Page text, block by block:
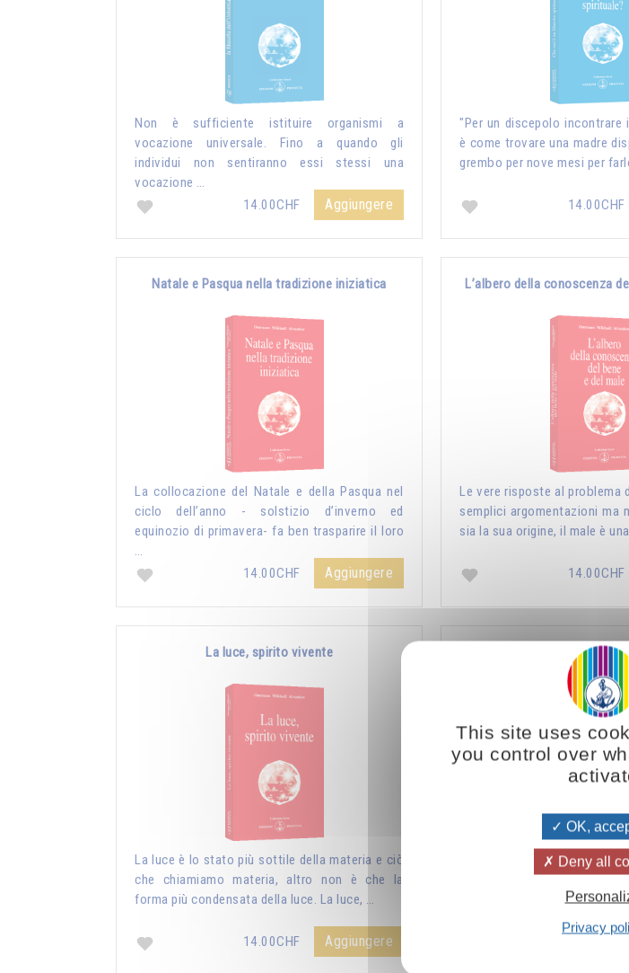
Non è sufficiente istituire organismi a
vocazione universale. Fino a quando gli
individui non sentiranno essi stessi una
vocazione …
14.00CHF
Aggiungere
"Per un discepolo incontrare
è come trovare una madre
grembo per nove mesi per
14.00CHF
Natale e Pasqua nella tradizione iniziatica
La collocazione del Natale e della Pasqua nel
ciclo dell’anno - solstizio d’inverno ed
equinozio di primavera- fa ben trasparire il loro
…
14.00CHF
Aggiungere
L’albero della conoscenza
Le vere risposte al problema
semplici argomentazioni ma
sia la sua origine, il male è
14.00CHF
La luce, spirito vivente
La luce è lo stato più sottile della materia e ciò
che chiamiamo materia, altro non è che la
forma più condensata della luce. La luce, …
14.00CHF Aggiungere
Natura umana e
L’uomo è quell’essere
posto al limite fra il mondo
divino. La sua natura è quindi
This site uses
you control over
OK,
Deny all
Privacy